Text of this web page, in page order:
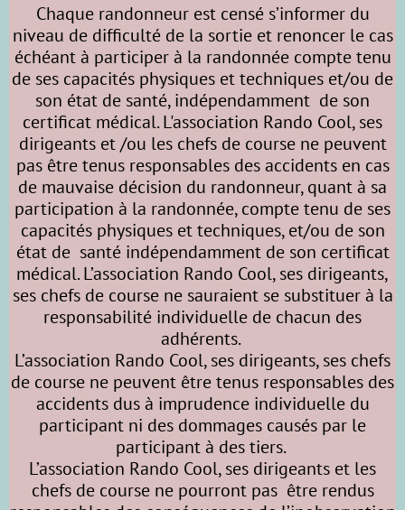
Chaque randonneur est censé s’informer du
niveau de difficulté de la sortie et renoncer le cas
échéant à participer à la randonnée compte tenu
de ses capacités physiques et techniques et/ou de
son état de santé, indépendamment de son
certificat médical. L'association Rando Cool, ses
dirigeants et /ou les chefs de course ne peuvent
pas être tenus responsables des accidents en cas
de mauvaise décision du randonneur, quant à sa
participation à la randonnée, compte tenu de ses
capacités physiques et techniques, et/ou de son
état de santé indépendamment de son certificat
médical. L’association Rando Cool, ses dirigeants,
ses chefs de course ne sauraient se substituer à la
responsabilité individuelle de chacun des
adhérents.
L’association Rando Cool, ses dirigeants, ses chefs
de course ne peuvent être tenus responsables des
accidents dus à imprudence individuelle du
participant ni des dommages causés par le
participant à des tiers.
L’association Rando Cool, ses dirigeants et les
chefs de course ne pourront pas être rendus